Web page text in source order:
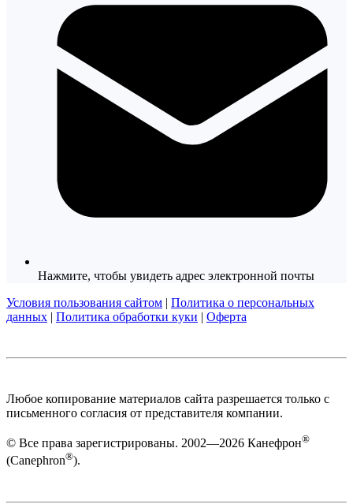
Нажмите, чтобы увидеть адрес электронной почты
Условия пользования сайтом | Политика о персональных
данных | Политика обработки куки | Оферта
Любое копирование материалов сайта разрешается только с
письменного согласия от представителя компании.
© Все права зарегистрированы. 2002—2026 Канефрон®
(Canephron®).